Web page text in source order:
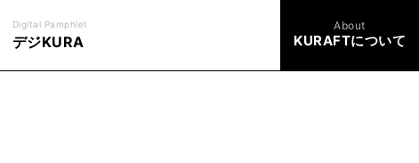
Digital Pamphlet
デジKURA
About
KURAFTについて